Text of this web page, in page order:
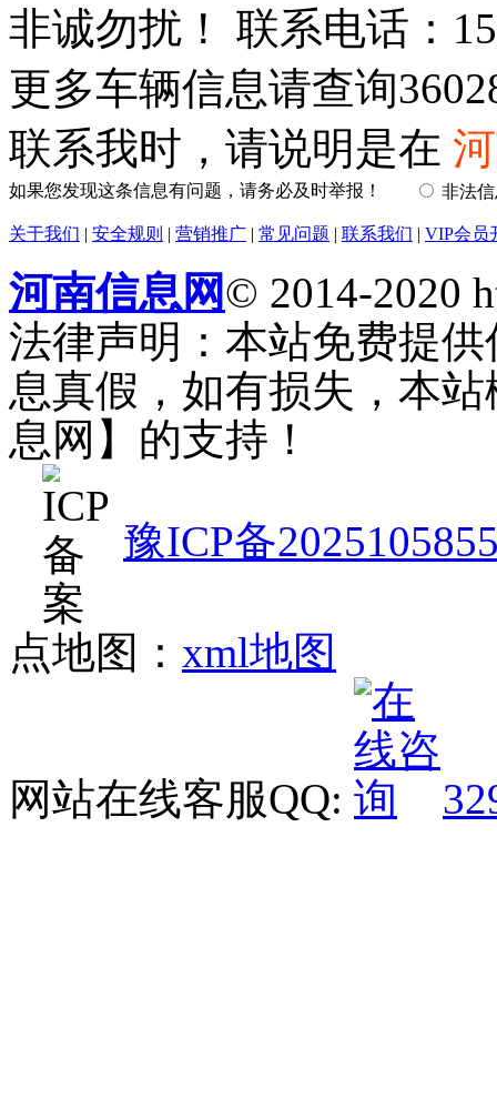
非诚勿扰！ 联系电话：
更多车辆信息请查询
联系我时，请说明是在
如果您发现这条信息有问题，请务必及时举报！ 非法
关于我们 | 安全规则 | 营销推广 | 常见问题 | 联系我们 | VIP会员
河南信息网© 2014-2020
法律声明：本站免费提
息真假，如有损失，本
息网】的支持！
豫ICP备
点地图： xml地图
网站在线客服QQ: